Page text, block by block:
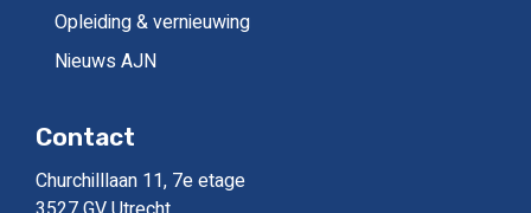
Opleiding & vernieuwing
Nieuws AJN
Contact
Churchilllaan 11, 7e etage